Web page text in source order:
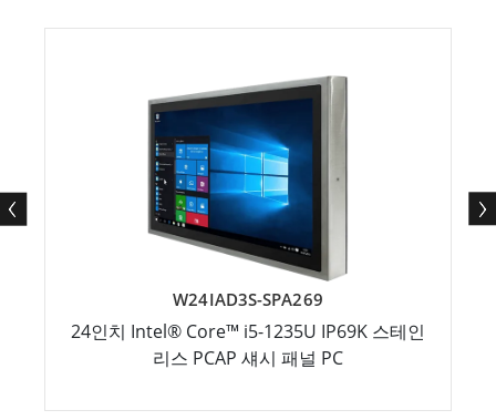
W24IAD3S-SPA269
24인치 Intel® Core™ i5-1235U IP69K 스테인
리스 PCAP 섀시 패널 PC